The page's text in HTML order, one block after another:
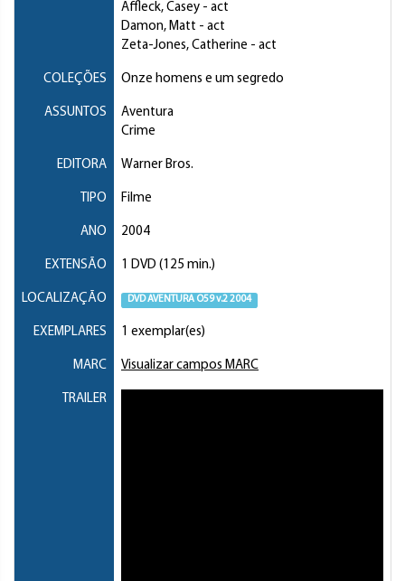
Affleck, Casey - act
Damon, Matt - act
Zeta-Jones, Catherine - act
COLEÇÕES Onze homens e um segredo
ASSUNTOS
Aventura
Crime
EDITORA Warner Bros.
TIPO Filme
ANO 2004
EXTENSÃO 1 DVD (125 min.)
LOCALIZAÇÃO DVD AVENTURA O59 v.2 2004
EXEMPLARES 1 exemplar(es)
MARC Visualizar campos MARC
TRAILER